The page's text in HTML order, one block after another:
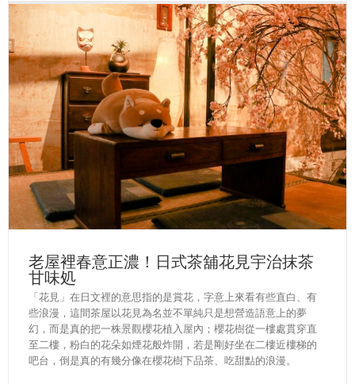
老屋裡春意正濃！日式茶舖花見宇治抹茶
甘味処
「花見」在日文裡的意思指的是賞花，字意上來看有些直白、有
些浪漫，這間茶屋以花見為名並不單純只是想營造語意上的夢
幻，而是真的把一株景觀櫻花植入屋內；櫻花樹從一樓處貫穿直
至二樓，粉白的花朵如煙花般炸開，若是剛好坐在二樓近樓梯的
吧台，倒是真的有幾分像在櫻花樹下品茶、吃甜點的浪漫。